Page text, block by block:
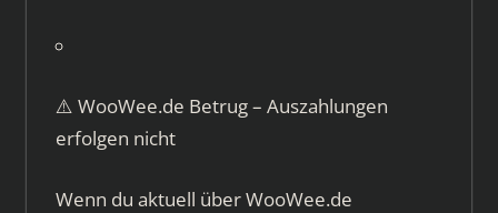
⚠️ WooWee.de Betrug – Auszahlungen
erfolgen nicht
Wenn du aktuell über WooWee.de